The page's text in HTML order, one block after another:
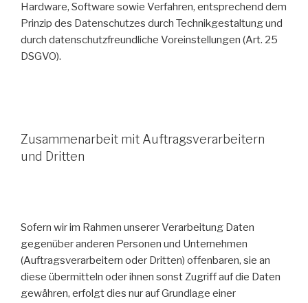
Hardware, Software sowie Verfahren, entsprechend dem
Prinzip des Datenschutzes durch Technikgestaltung und
durch datenschutzfreundliche Voreinstellungen (Art. 25
DSGVO).
Zusammenarbeit mit Auftragsverarbeitern
und Dritten
Sofern wir im Rahmen unserer Verarbeitung Daten
gegenüber anderen Personen und Unternehmen
(Auftragsverarbeitern oder Dritten) offenbaren, sie an
diese übermitteln oder ihnen sonst Zugriff auf die Daten
gewähren, erfolgt dies nur auf Grundlage einer